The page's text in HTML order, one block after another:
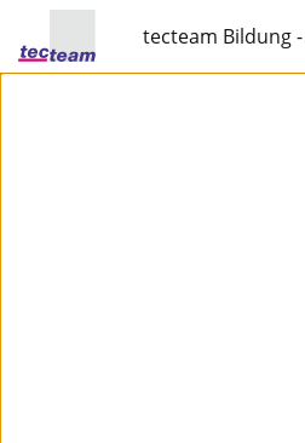
tecteam Bildung